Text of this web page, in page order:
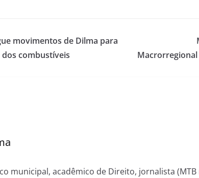
movimentos de Dilma para
combustíveis
Macrorregional
municipal, acadêmico de Direito, jornalista (MTB